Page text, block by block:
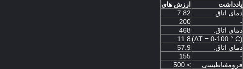
یادداشت
ارزش های
دمای اتاق.
7.82
-
200
دمای اتاق.
468
(ΔT = 0-100 ° C)
11.8
دمای اتاق.
57.9
-
155
فرومغناطیسی > 500